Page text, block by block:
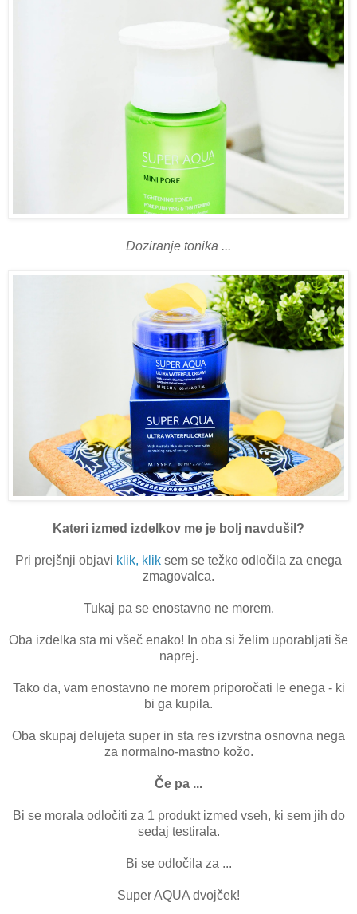
Doziranje tonika ...
Kateri izmed izdelkov me je bolj navdušil?
Pri prejšnji objavi klik, klik sem se težko odločila za enega
zmagovalca.
Tukaj pa se enostavno ne morem.
Oba izdelka sta mi všeč enako! In oba si želim uporabljati še
naprej.
Tako da, vam enostavno ne morem priporočati le enega - ki
bi ga kupila.
Oba skupaj delujeta super in sta res izvrstna osnovna nega
za normalno-mastno kožo.
Če pa ...
Bi se morala odločiti za 1 produkt izmed vseh, ki sem jih do
sedaj testirala.
Bi se odločila za ...
Super AQUA dvojček!